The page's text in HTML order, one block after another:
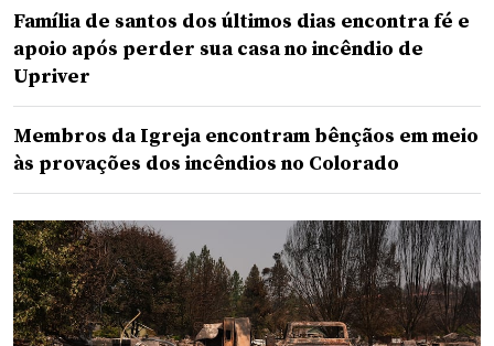
Família de santos dos últimos dias encontra fé e
apoio após perder sua casa no incêndio de
Upriver
Membros da Igreja encontram bênçãos em meio
às provações dos incêndios no Colorado